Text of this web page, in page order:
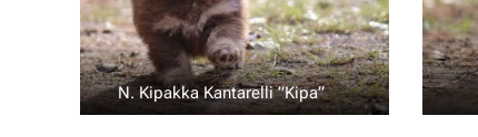
N. Kipakka Kantarelli ”Kipa” 💛